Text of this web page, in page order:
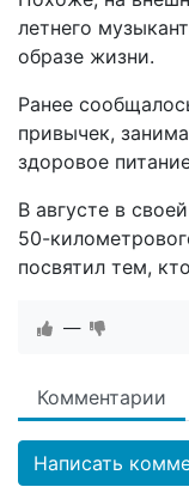
летнего
образе жизни.
Ранее
привычек,
здоровое
В августе в
50-
посвятил тем,
—
Комментарии
Написать